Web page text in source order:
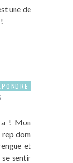
une de
! Mon
rep dom
et
sentir